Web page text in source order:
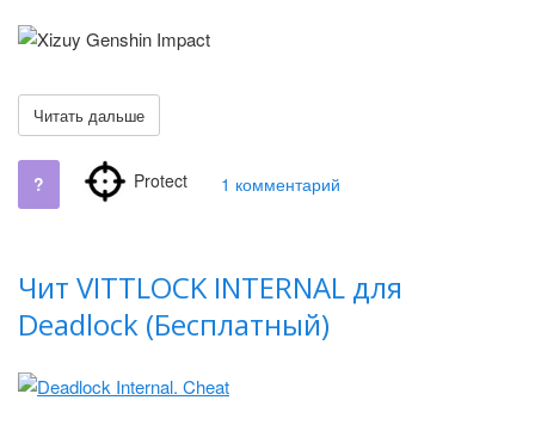
Читать дальше
? Protect 1 комментарий
Чит VITTLOCK INTERNAL для
Deadlock (Бесплатный)